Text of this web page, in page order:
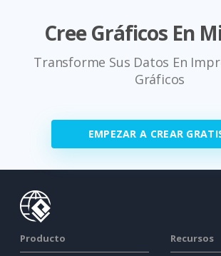
Cree Gráficos En
Transforme Sus Datos En
Gráficos
EMPEZAR A CREAR
Producto Recursos